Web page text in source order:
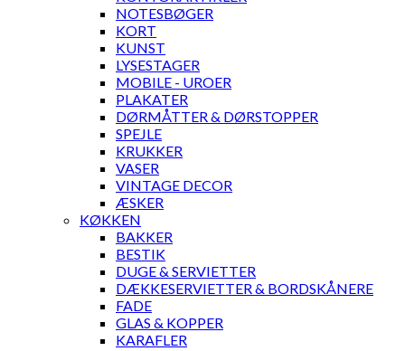
NOTESBØGER
KORT
KUNST
LYSESTAGER
MOBILE - UROER
PLAKATER
DØRMÅTTER & DØRSTOPPER
SPEJLE
KRUKKER
VASER
VINTAGE DECOR
ÆSKER
KØKKEN
BAKKER
BESTIK
DUGE & SERVIETTER
DÆKKESERVIETTER & BORDSKÅNERE
FADE
GLAS & KOPPER
KARAFLER